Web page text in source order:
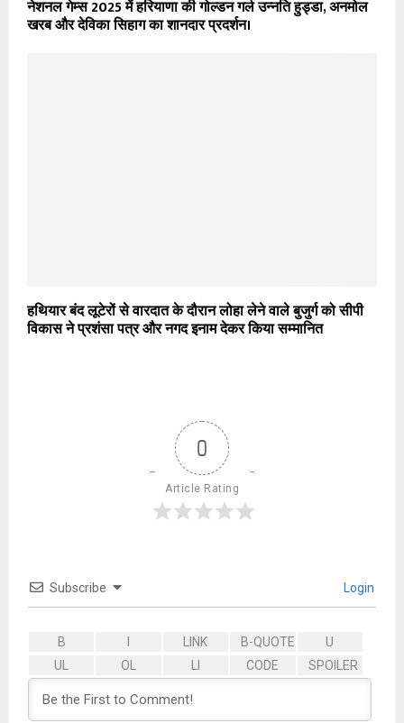
नेशनल गेम्स 2025 में हरियाणा की गोल्डन गर्ल उन्नति हुड्डा, अनमोल
खरब और देविका सिहाग का शानदार प्रदर्शन।
हथियार बंद लूटेरों से वारदात के दौरान लोहा लेने वाले बुजुर्ग को सीपी
विकास ने प्रशंसा पत्र और नगद इनाम देकर किया सम्मानित
0
Article Rating
Subscribe Login